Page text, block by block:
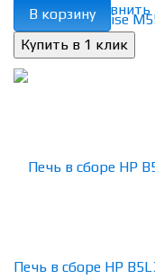
избранное сравнить
В корзину
Печь в сборе HP